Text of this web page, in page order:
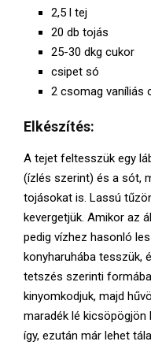
2,5 l tej
20 db tojás
25-30 dkg cukor
csipet só
2 csomag vaníliás
Elkészítés:
A tejet feltesszük egy
(ízlés szerint) és a sót,
tojásokat is. Lassú
kevergetjük. Amikor az
pedig vízhez hasonló
konyharuhába tesszük,
tetszés szerinti
kinyomkodjuk, majd
maradék lé kicsöpögjön
így, ezután már lehet